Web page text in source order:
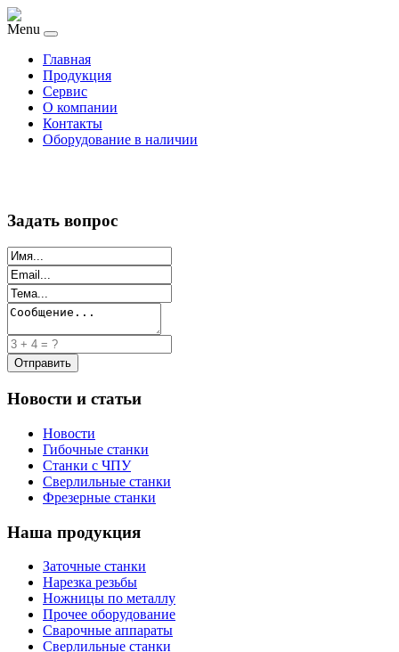
Menu
Главная
Продукция
Сервис
О компании
Контакты
Оборудование в наличии
Задать вопрос
Новости и статьи
Новости
Гибочные станки
Станки с ЧПУ
Сверлильные станки
Фрезерные станки
Наша продукция
Заточные станки
Нарезка резьбы
Ножницы по металлу
Прочее оборудование
Сварочные аппараты
Сверлильные станки